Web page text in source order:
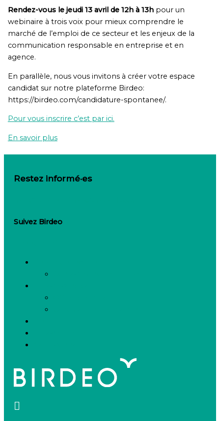
Rendez-vous le jeudi 13 avril de 12h à 13hpour un
webinaire à trois voix pour mieux comprendre le
marché de l’emploi de ce secteur et les enjeux de la
communication responsable en entreprise et en
agence.
En parallèle, nous vous invitons à créer votre espace
candidat sur notre plateforme Birdeo:
https://birdeo.com/candidature-spontanee/.
Pour vous inscrire c’est par ici.
En savoir plus
Restez informé·es
Suivez Birdeo